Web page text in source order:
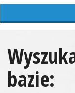
bazie: